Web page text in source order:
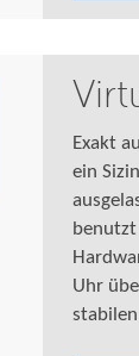
Exakt
ein
Uhr